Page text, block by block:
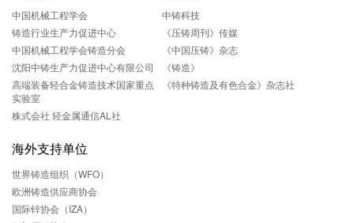
中国机械工程学会
铸造行业生产力促进中心
中国机械工程学会铸造分会
沈阳中铸生产力促进中心有限公司
高端装备轻合金铸造技术国家重点
实验室
株式会社 轻金属通信AL社
中铸科技
《压铸周刊》传媒
《中国压铸》杂志
《铸造》
《特种铸造及有色合金》杂志社
海外支持单位
世界铸造组织（WFO）
欧洲铸造供应商协会
国际锌协会（IZA）